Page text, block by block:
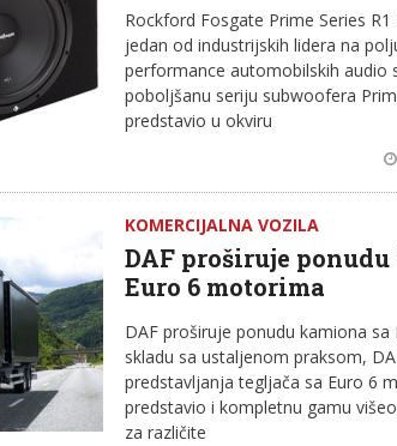
Rockford Fosgate Prime Series
jedan od industrijskih lidera na
performance automobilskih audio
poboljšanu seriju subwoofera
predstavio u okviru
KOMERCIJALNA VOZILA
DAF proširuje
Euro 6 motorima
DAF proširuje ponudu kamiona
skladu sa ustaljenom praksom,
predstavljanja tegljača sa Euro 6
predstavio i kompletnu gamu
za različite